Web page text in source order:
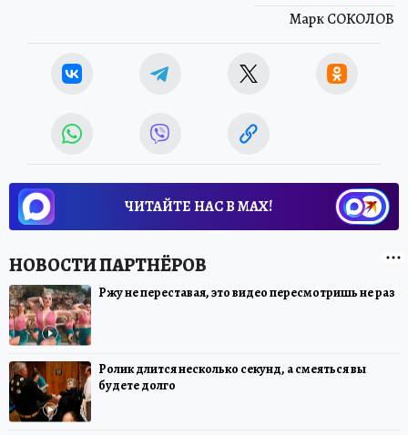
Марк СОКОЛОВ
ЧИТАЙТЕ НАС В МАХ!
Ржу не переставая, это видео пересмотришь не раз
Ролик длится несколько секунд, а смеяться вы
будете долго